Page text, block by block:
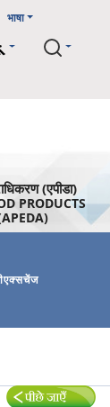
भाषा
(एपीडा)
PRODUCTS